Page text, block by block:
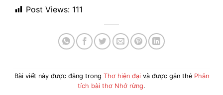
Post Views: 111
Bài viết này được đăng trong Thơ hiện đạivà được gắn thẻ Phân
tích bài thơ Nhớ rừng.